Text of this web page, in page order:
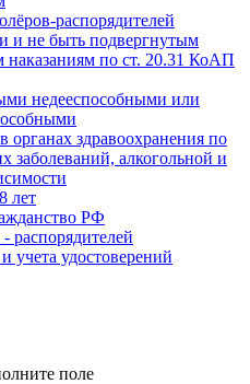
распорядителей
и не быть подвергнутым
наказаниям по ст. 20.31 КоАП
недееспособными или
органах здравоохранения по
заболеваний, алкогольной и
лет
РФ
распорядителей
учета удостоверений
поле